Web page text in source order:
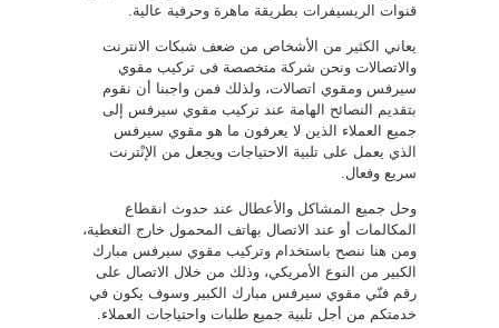
قنوات الريسيفرات بطريقة ماهرة وحرفية عالية.
يعاني الكثير من الأشخاص من ضعف شبكات الانترنت
والاتصالات ونحن شركة متخصصة فى تركيب مقوي
سيرفس ومقوي اتصالات، ولذلك فمن واجبنا أن نقوم
بتقديم النصائح الهامة عند تركيب مقوي سيرفس إلى
جميع العملاء الذين لا يعرفون ما هو مقوي سيرفس
الذي يعمل على تلبية الاحتياجات ويجعل من الإنْترنت
سريع وفعال.
وحل جميع المشاكل والأعطال عند حدوث انقطاع
المكالمات أو عند الاتصال بهاتف المحمول خارج التغطية،
ومن هنا ننصح باستخدام وتركيب مقوي سيرفس مبارك
الكبير من النوع الأمريكي، وذلك من خلال الاتصال على
رقم فنّي مقوي سيرفس مبارك الكبير وسوف يكون في
خدمتكم من أجل تلبية جميع طلبات واحتياجات العملاء.